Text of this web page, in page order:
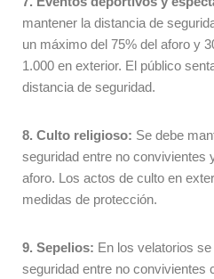
mantener la distancia de
un máximo del 75% del aforo y
1.000 en exterior. El público
distancia de seguridad.
8. Culto religioso: Se debe
seguridad entre no convivientes
aforo. Los actos de culto en
medidas de protección.
9. Sepelios: En los velatorios
seguridad entre no convivientes